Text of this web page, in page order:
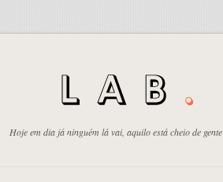
Hoje em dia já ninguém lá vai, aquilo está cheio de gente